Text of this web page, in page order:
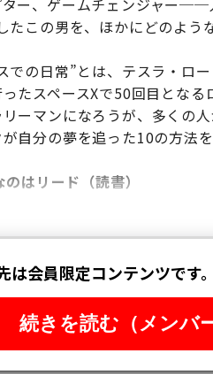
ー、ゲームチェンジャー──
たこの男を、ほかにどのよう
での日常”とは、テスラ・ロ
たスペースXで50回目とな
ーマンになろうが、多くの
自分の夢を追った10の方法を
はリード（読書）